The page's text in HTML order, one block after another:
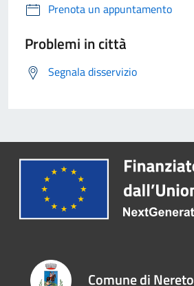
Prenota un appuntamento
Problemi in città
Segnala disservizio
Comune di Nereto